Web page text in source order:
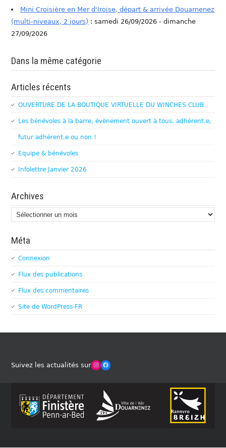
Mini Croisière en Mer d'Iroise, départ & arrivée Douarnenez
(multi-niveaux, 2 jours) : samedi 26/09/2026 - dimanche
27/09/2026
Dans la même catégorie
Articles récents
OUVERTURE DE LA BOUTIQUE VIRTUELLE DU WINCHES CLUB
Les bénévoles à la barre, évènement ouvert à tous, adhérent.e,
futur adhérent.e ou non !
Equipe & bénévoles
Infolettre Janvier 2026
Archives
Archives
Méta
Connexion
Flux des publications
Flux des commentaires
Site de WordPress-FR
Suivez les actualités surWinches Club OfficielFacebook